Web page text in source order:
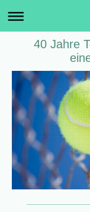
40 Jahre